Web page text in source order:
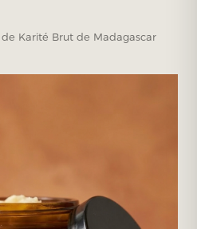
Karité Brut de Madagascar